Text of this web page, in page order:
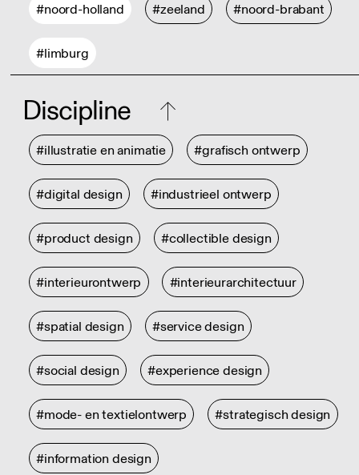
#noord-holland #zeeland #noord-brabant
#limburg
Discipline
#illustratie en animatie #grafisch ontwerp
#digital design #industrieel ontwerp
#product design #collectible design
#interieurontwerp #interieurarchitectuur
#spatial design #service design
#social design #experience design
#mode- en textielontwerp #strategisch design
#information design